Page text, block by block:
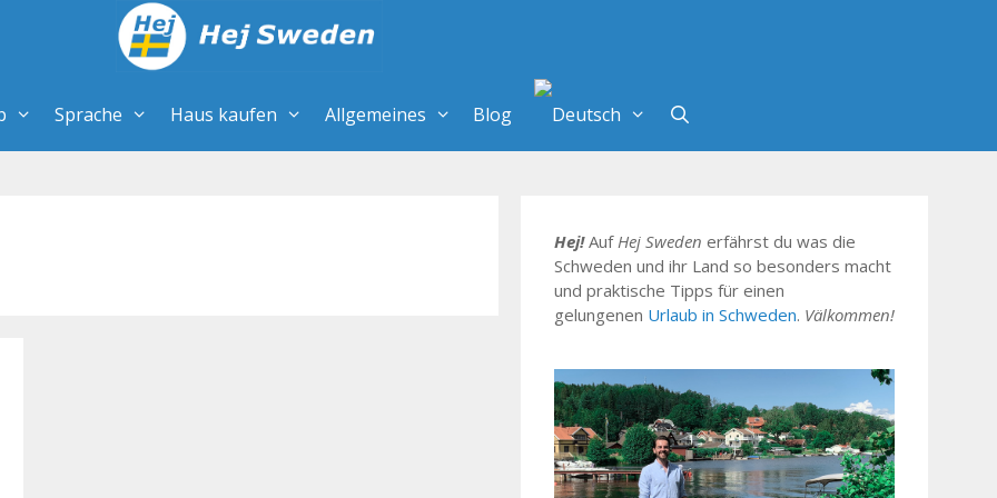
Sprache Haus kaufen Allgemeines Blog
Hej!AufHej Sweden erfährst du was die
Schweden und ihr Land so besonders macht
und praktische Tipps für einen
gelungenen Urlaub in Schweden. Välkommen!